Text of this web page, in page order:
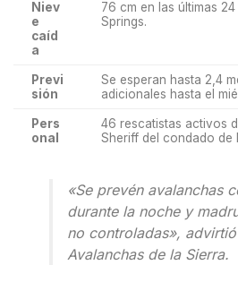
Niev
e
caíd
a
76 cm en las últimas
Springs.
Previ
sión
Se esperan hasta 2,4
adicionales hasta el
Pers
onal
46 rescatistas activos
Sheriff del condado de
«Se prevén avalanchas
durante la noche y
no controladas»,
Avalanchas de la Sierra.